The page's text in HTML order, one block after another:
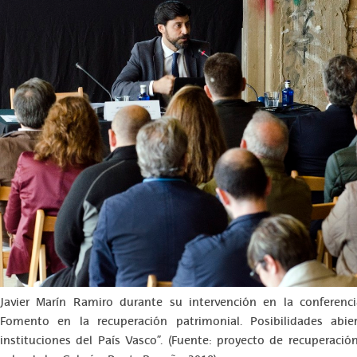
Javier Marín Ramiro durante su intervención en la
Fomento en la recuperación patrimonial. Posibilidades
instituciones del País Vasco”. (Fuente: proyecto de